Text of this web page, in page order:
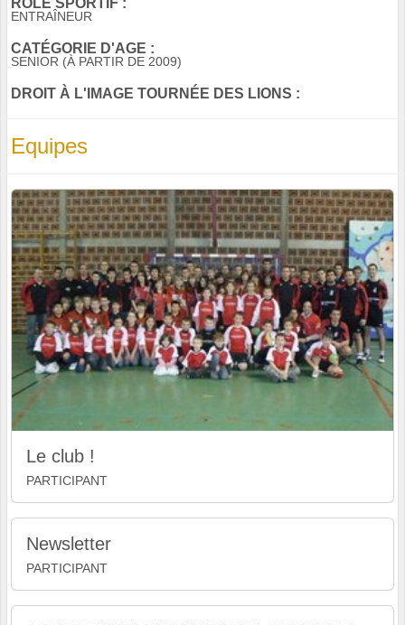
RÔLE SPORTIF :
ENTRAÎNEUR
CATÉGORIE D'AGE :
SENIOR (À PARTIR DE 2009)
DROIT À L'IMAGE TOURNÉE DES LIONS :
Equipes
Le club !
PARTICIPANT
Newsletter
PARTICIPANT